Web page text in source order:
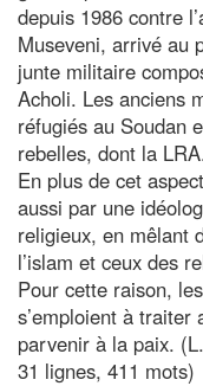
depuis 1986 contre
Museveni, arrivé au
junte militaire
Acholi. Les anciens
réfugiés au Soudan
rebelles, dont la
En plus de cet
aussi par une
religieux, en mêlant
l’islam et ceux des
Pour cette raison,
s’emploient à traiter
parvenir à la paix.
31 lignes, 411 mots)